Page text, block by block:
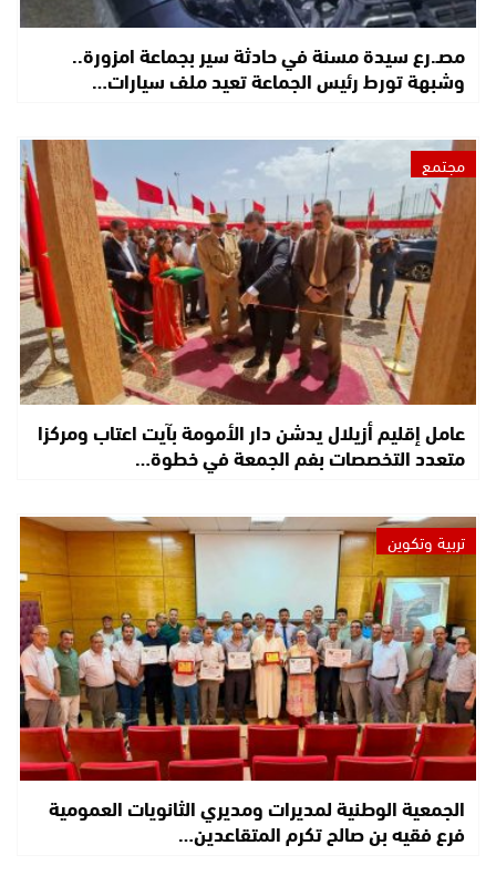
مصـ.رع سيدة مسنة في حادثة سير بجماعة امزورة..
وشبهة تورط رئيس الجماعة تعيد ملف سيارات…
مجتمع
عامل إقليم أزيلال يدشن دار الأمومة بآيت اعتاب ومركزا
متعدد التخصصات بفم الجمعة في خطوة…
تربية وتكوين
الجمعية الوطنية لمديرات ومديري الثانويات العمومية
فرع فقيه بن صالح تكرم المتقاعدين…